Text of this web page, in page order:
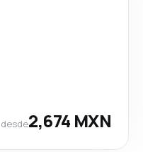
desde2,674 MXN